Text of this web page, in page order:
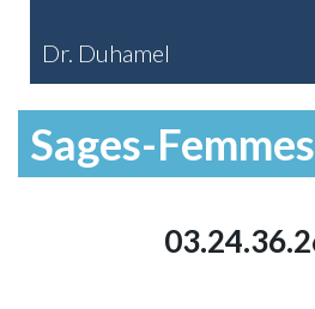
Dr. Duhamel
Sages-Femmes